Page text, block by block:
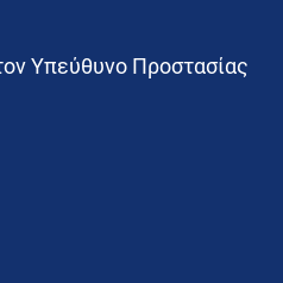
Υπεύθυνο Προστασίας